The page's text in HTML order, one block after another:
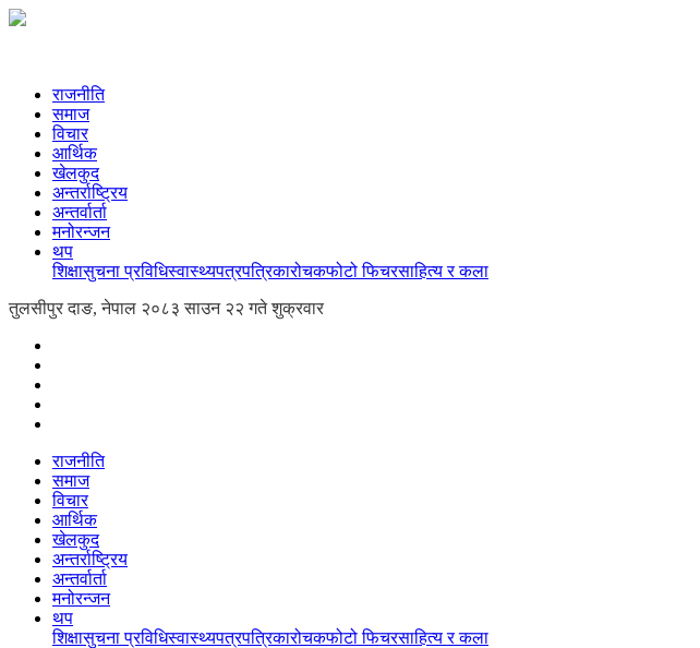
राजनीति
समाज
विचार
आर्थिक
खेलकुद
अन्तर्राष्ट्रिय
अन्तर्वार्ता
मनोरन्जन
थप
शिक्षासुचना प्रविधिस्वास्थ्यपत्रपत्रिकारोचकफोटो फिचरसाहित्य र कला
तुलसीपुर दाङ, नेपाल २०८३ साउन २२ गते शुक्रवार
राजनीति
समाज
विचार
आर्थिक
खेलकुद
अन्तर्राष्ट्रिय
अन्तर्वार्ता
मनोरन्जन
थप
शिक्षासुचना प्रविधिस्वास्थ्यपत्रपत्रिकारोचकफोटो फिचरसाहित्य र कला